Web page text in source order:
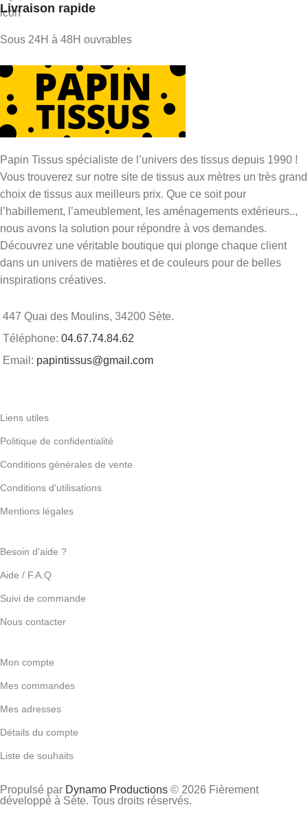
Livraison rapide
Sous 24H à 48H ouvrables
Papin Tissus spécialiste de l’univers des tissus depuis 1990 !
Vous trouverez sur notre site de tissus aux mètres un très grand
choix de tissus aux meilleurs prix. Que ce soit pour
l’habillement, l’ameublement, les aménagements extérieurs..,
nous avons la solution pour répondre à vos demandes.
Découvrez une véritable boutique qui plonge chaque client
dans un univers de matières et de couleurs pour de belles
inspirations créatives.
447 Quai des Moulins, 34200 Sète.
Téléphone: 04.67.74.84.62
Email: papintissus@gmail.com
Liens utiles
Politique de confidentialité
Conditions générales de vente
Conditions d'utilisations
Mentions légales
Besoin d'aide ?
Aide / F.A.Q
Suivi de commande
Nous contacter
Mon compte
Mes commandes
Mes adresses
Détails du compte
Liste de souhaits
Propulsé par Dynamo Productions © 2026 Fièrement
développé à Sète. Tous droits réservés.